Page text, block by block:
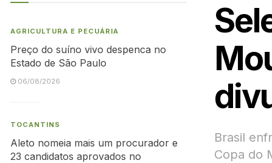
Brasil
Copa do
AGRICULTURA E PECUÁRIA
Preço do suíno vivo despenca no
Estado de São Paulo
06/08/2026
TOCANTINS
Aleto nomeia mais um procurador e
23 candidatos aprovados no